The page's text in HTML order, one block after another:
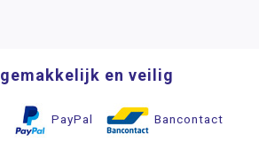
gemakkelijk en veilig
PayPal Bancontact